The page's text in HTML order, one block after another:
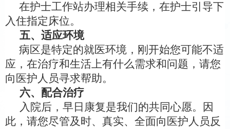
在护士工作站办理相关手续，在护士引导下
入住指定床位。
五、适应环境
病区是特定的就医环境，刚开始您可能不适
应，在治疗和生活上有什么需求和问题，请您
向医护人员寻求帮助。
六、 配合治疗
入院后，早日康复是我们的共同心愿。因
此，请您尽管及时、真实、全面向医护人员反